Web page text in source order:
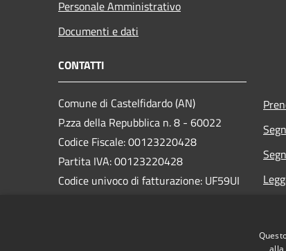
Personale Amministrativo
Documenti e dati
CONTATTI
Comune di Castelfidardo (AN)
P.zza della Repubblica n. 8 - 60022
Codice Fiscale: 00123220428
Partita IVA: 00123220428
Codice univoco di fatturazione: UF59UI
alla